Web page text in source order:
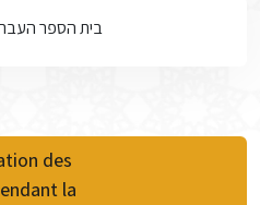
בית הספר העברי
des
la